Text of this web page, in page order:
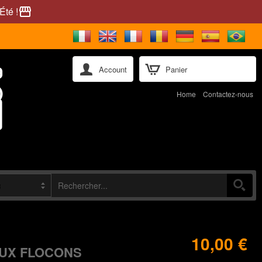
!storefront
Panier
Account
Home Contactez-nous
FLOCONS
10,00 €